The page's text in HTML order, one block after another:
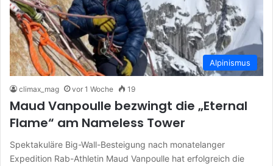
Alpinismus
climax_mag vor 1 Woche 19
Maud Vanpoulle bezwingt die „Eternal
Flame“ am Nameless Tower
Spektakuläre Big-Wall-Besteigung nach monatelanger
Expedition Rab-Athletin Maud Vanpoulle hat erfolgreich die